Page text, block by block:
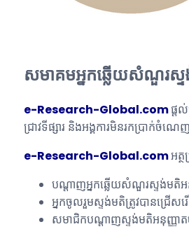
សមាគមអ្នកឆ្លើយសំណួរស្
e-Research-Global.comផ្ត
ជ្រាវទីផ្សារ និងអង្គការមិនរកប្រាក់
e-Research-Global.comអត្
បណ្តាញអ្នកឆ្លើយសំណួរស្ទង់ម
អ្នកចូលរួមស្ទង់មតិត្រូវបានជ្រើស
សមាជិកបណ្តាញស្ទង់មតិអនុញ្ញ